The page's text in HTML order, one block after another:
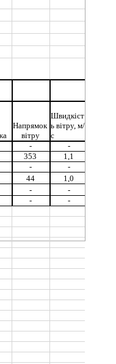
Напрямок
вітру
Швидкіст
ь вітру, м/
с
-
-
353
1,1
-
-
44
1,0
-
-
- -